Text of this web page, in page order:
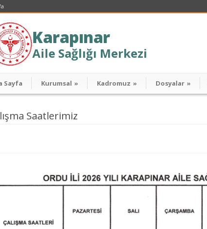
Karapınar
Aile Sağlığı Merkezi
Sayfa Kurumsal » Kadromuz » Dosyalar »
Saatlerimiz